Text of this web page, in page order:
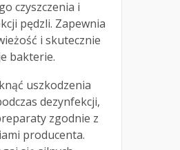
czyszczenia i
pędzli. Zapewnia
i skutecznie
bakterie.
uszkodzenia
dezynfekcji,
zgodnie z
producenta.